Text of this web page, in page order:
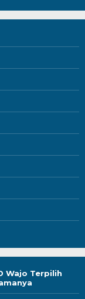
Wajo Terpilih